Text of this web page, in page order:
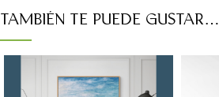
TAMBIÉN TE PUEDE GUSTAR…